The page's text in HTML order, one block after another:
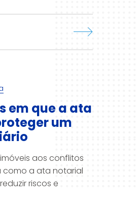
em que a ata
um
aos conflitos
como a ata notarial
riscos e